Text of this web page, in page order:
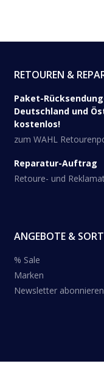
RETOUREN &
Paket-
Deutschland und
kostenlos!
zum WAHL
Reparatur-Auftrag
Retoure- und
ANGEBOTE &
% Sale
Marken
Newsletter abonnieren